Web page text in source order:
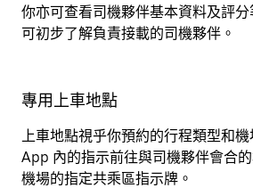
你亦可查看司機夥伴基本資料及評
可初步了解負責接載的司機夥伴。
專用上車地點
上車地點視乎你預約的行程類型和
App 內的指示前往與司機夥伴會合
機場的指定共乘區指示牌。